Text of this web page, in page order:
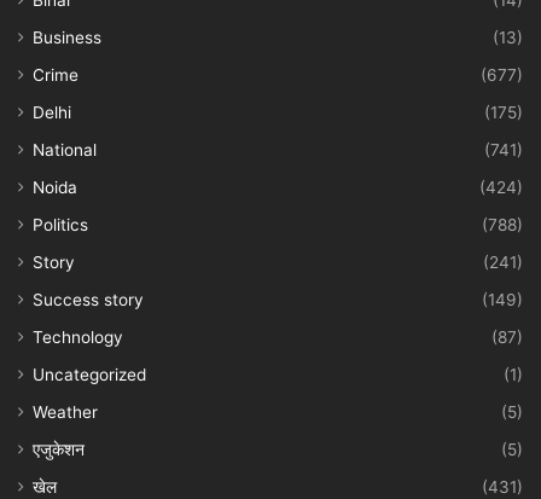
Business
(13)
Crime
(677)
Delhi
(175)
National
(741)
Noida
(424)
Politics
(788)
Story
(241)
Success story
(149)
Technology
(87)
Uncategorized
(1)
Weather
(5)
एजुकेशन
(5)
खेल
(431)